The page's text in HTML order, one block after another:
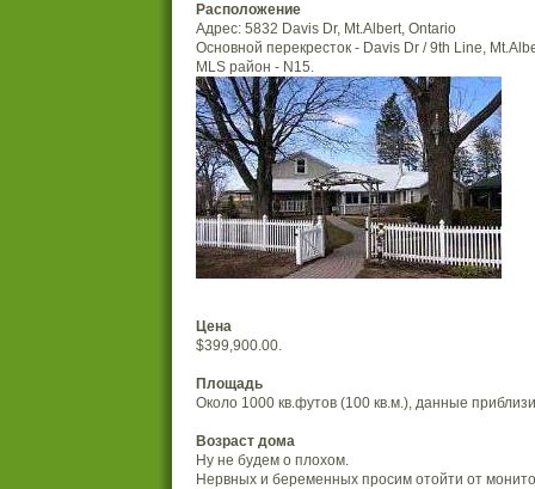
Расположение
Адрес: 5832 Davis Dr, Mt.Albert, Ontario
Основной перекресток - Davis Dr / 9th Line,
MLS район - N15.
Цена
$399,900.00.
Площадь
Около 1000 кв.футов (100 кв.м.), данные
Возраст дома
Ну не будем о плохом.
Нервных и беременных просим отойти от